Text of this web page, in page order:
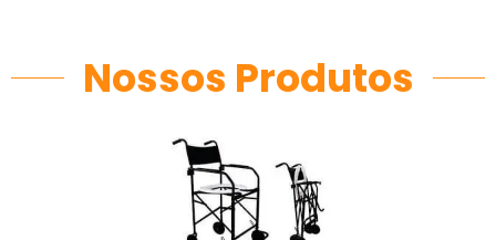
Nossos Produtos